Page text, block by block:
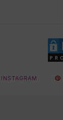
INSTAGRAM